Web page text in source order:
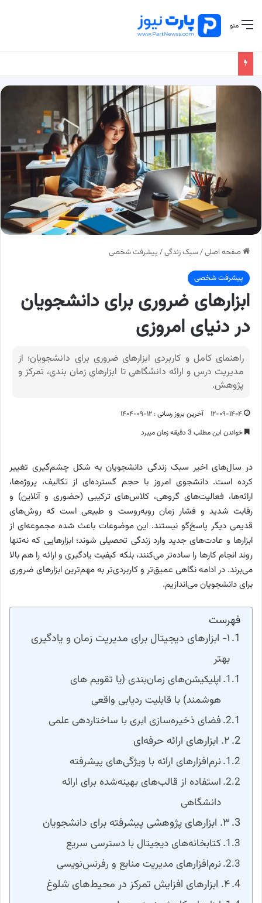
منو
صفحه اصلی/سبک زندگی/ پیشرفت شخصی
پیشرفت شخصی
ابزارهای ضروری برای دانشجویان
در دنیای امروزی
راهنمای کامل و کاربردی ابزارهای ضروری برای دانشجویان؛ از
مدیریت درس و ارائه دانشگاهی تا ابزارهای زمان بندی، تمرکز و
پژوهش.
۱۲-۰۹-۱۴۰۴
آخرین بروز رسانی : ۱۲-۰۹-۱۴۰۴
خواندن این مطلب 3 دقیقه زمان میبرد
در سال‌های اخیر سبک زندگی دانشجویان به شکل چشم‌گیری تغییر
کرده است. دانشجوی امروز با حجم گسترده‌ای از تکالیف، پروژه‌ها،
ارائه‌ها، فعالیت‌های گروهی، کلاس‌های ترکیبی (حضوری و آنلاین) و
رقابت شدید و فشار زمان روبه‌روست و طبیعی است که روش‌های
قدیمی دیگر پاسخ‌گو نیستند. این موضوعات باعث شده مجموعه‌ای از
ابزارها و عادت‌های جدید وارد زندگی تحصیلی شوند؛ ابزارهایی که نه‌تنها
روند انجام کارها را ساده‌تر می‌کنند، بلکه کیفیت یادگیری و ارائه را هم بالا
می‌برند. در ادامه نگاهی عمیق‌تر و کاربردی‌تر به مهم‌ترین ابزارهای ضروری
برای دانشجویان می‌اندازیم.
فهرست
۱- ابزارهای دیجیتال برای مدیریت زمان و یادگیری
بهتر
اپلیکیشن‌های زمان‌بندی (یا تقویم های
هوشمند) با قابلیت ردیابی واقعی
فضای ذخیره‌سازی ابری با ساختاردهی علمی
۲. ابزارهای ارائه‌ حرفه‌ای
نرم‌افزارهای ارائه با ویژگی‌های پیشرفته
استفاده از قالب‌های بهینه‌شده برای ارائه
دانشگاهی
۳. ابزارهای پژوهشی پیشرفته برای دانشجویان
کتابخانه‌های دیجیتال با دسترسی سریع
نرم‌افزارهای مدیریت منابع و رفرنس‌نویسی
۴. ابزارهای افزایش تمرکز در محیط‌های شلوغ